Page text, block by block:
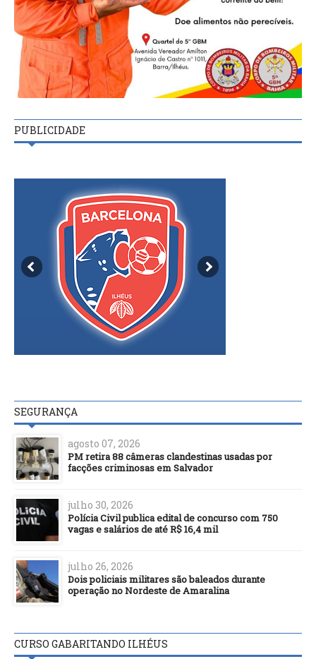
PUBLICIDADE
SEGURANÇA
agosto 07, 2026
PM retira 88 câmeras clandestinas usadas por
facções criminosas em Salvador
julho 30, 2026
Polícia Civil publica edital de concurso com 750
vagas e salários de até R$ 16,4 mil
julho 26, 2026
Dois policiais militares são baleados durante
operação no Nordeste de Amaralina
CURSO GABARITANDO ILHÉUS